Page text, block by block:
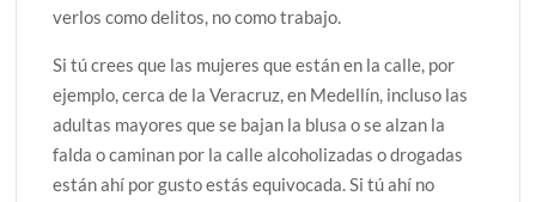
verlos como delitos, no como trabajo.
Si tú crees que las mujeres que están en la calle, por
ejemplo, cerca de la Veracruz, en Medellín, incluso las
adultas mayores que se bajan la blusa o se alzan la
falda o caminan por la calle alcoholizadas o drogadas
están ahí por gusto estás equivocada. Si tú ahí no